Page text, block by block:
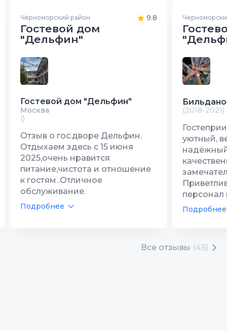
Черноморский район 9.8
Гостевой дом
"Дельфин"
Гостевой дом "Дельфин"
Москва
()
Отзыв о гос.дворе Дельфин.
Отдыхаем здесь с 15 июня
2025,очень нравится
питание,чистота и отношение
к гостям .Отличное
обслуживание.
Подробнее
(2018-2021)
уютный,
персонал
Подробнее
Все отзывы (45)